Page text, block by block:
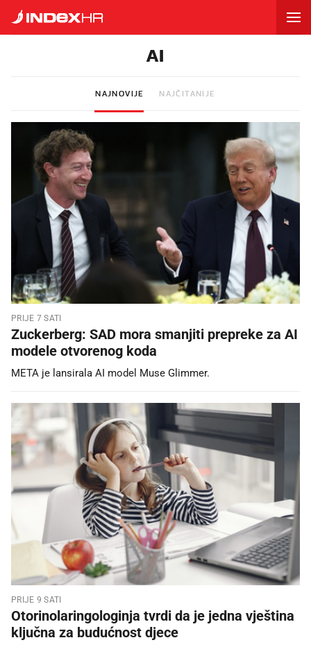
AI
NAJNOVIJE NAJČITANIJE
PRIJE 7 SATI
Zuckerberg: SAD mora smanjiti prepreke za AI
modele otvorenog koda
META je lansirala AI model Muse Glimmer.
PRIJE 9 SATI
Otorinolaringologinja tvrdi da je jedna vještina
ključna za budućnost djece